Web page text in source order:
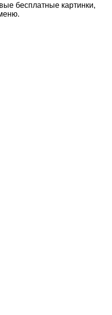
бесплатные картинки,